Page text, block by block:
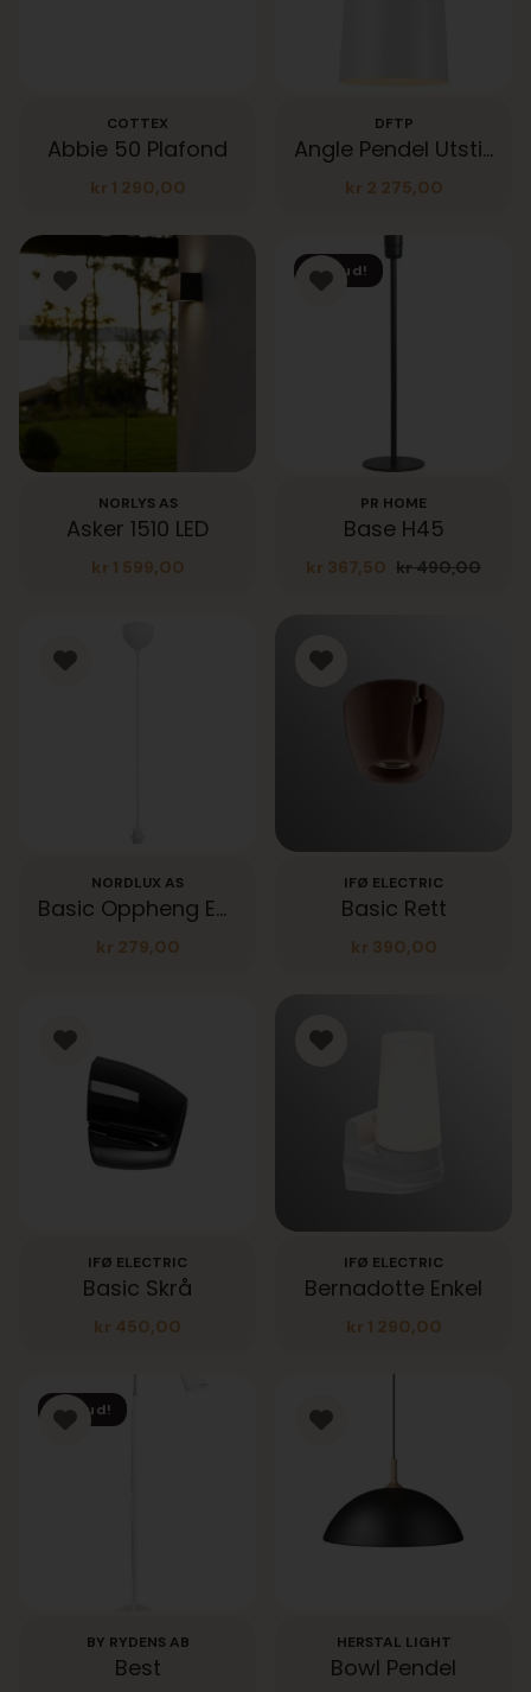
COTTEX
Abbie 50 Plafond
kr 1 290,00
DFTP
Angle Pendel Utstillingsmodell
kr 2 275,00
NORLYS AS
Asker 1510 LED
kr 1 599,00
Tilbud!
PR HOME
Base H45
kr490,00
Opprinnelig
kr 367,50 Nåværende
NORDLUX AS
Basic Oppheng E27
kr 279,00
IFØ ELECTRIC
Basic Rett
kr 390,00
IFØ ELECTRIC
Basic Skrå
kr 450,00
IFØ ELECTRIC
Bernadotte Enkel
kr 1 290,00
Tilbud!
BY RYDENS AB
Best
HERSTAL LIGHT
Bowl Pendel